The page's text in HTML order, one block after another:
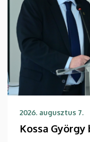
2026. augusztus 7.
Kossa György